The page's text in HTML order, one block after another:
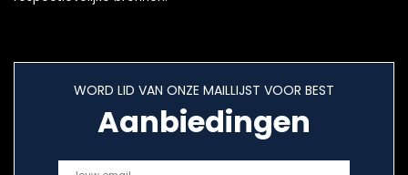
WORD LID VAN ONZE MAILLIJST VOOR BEST
Aanbiedingen